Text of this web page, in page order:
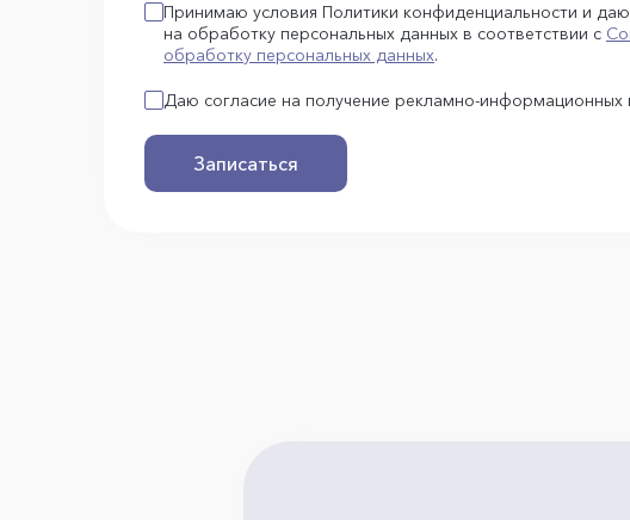
Принимаю условия Политики конфиденциальности и
на обработку персональных данных в соответствии с
обработку персональных данных.
Даю согласие на получение рекламно-информационных
Записаться